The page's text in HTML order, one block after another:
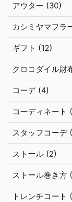
アウター (30)
カシミヤマフラ
ギフト (12)
クロコダイル財
コーデ (4)
コーディネート
スタッフコーデ
ストール (2)
ストール巻き方
トレンチコート